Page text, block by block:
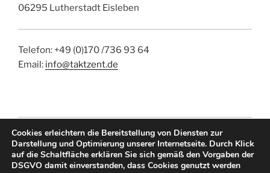
06295 Lutherstadt Eisleben
Telefon: +49 (0)170 /736 93 64
Email: info@taktzent.de
IMPRESSUM| DATENSCHUTZ|EMAIL
Cookies erleichtern die Bereitstellung von Diensten zur
Darstellung und Optimierung unserer Internetseite. Durch Klick
auf die Schaltfläche erklären Sie sich gemäß den Vorgaben der
DSGVO damit einverstanden, dass Cookies genutzt werden